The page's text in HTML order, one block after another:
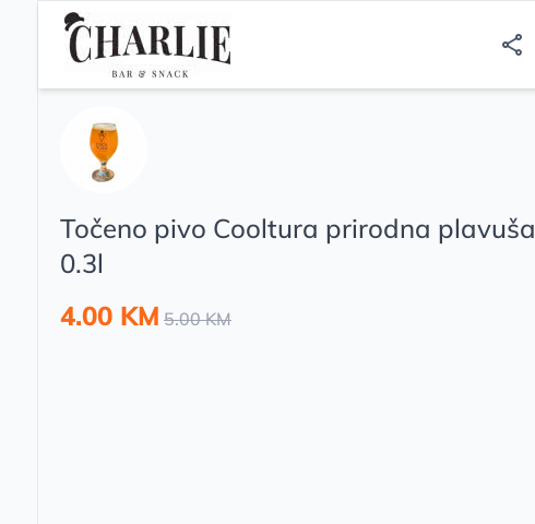
Točeno pivo Cooltura prirodna plavuša
0.3l
4.00 KM 5.00 KM